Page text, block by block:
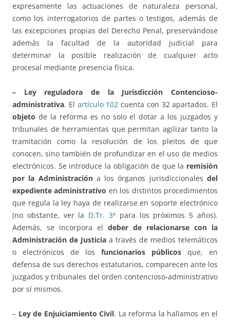
expresamente las actuaciones de naturaleza personal,
como los interrogatorios de partes o testigos, además de
las excepciones propias del Derecho Penal, preservándose
además la facultad de la autoridad judicial para
determinar la posible realización de cualquier acto
procesal mediante presencia física.
– Ley reguladora de la Jurisdicción Contencioso-
administrativa. El artículo 102 cuenta con 32 apartados. El
objeto de la reforma es no solo el dotar a los juzgados y
tribunales de herramientas que permitan agilizar tanto la
tramitación como la resolución de los pleitos de que
conocen, sino también de profundizar en el uso de medios
electrónicos. Se introduce la obligación de que la remisión
por la Administracióna los órganos jurisdiccionalesdel
expediente administrativo en los distintos procedimientos
que regula la ley haya de realizarse en soporte electrónico
(no obstante, ver la D.Tr. 3ª para los próximos 5 años).
Además, se incorpora el deber de relacionarse con la
Administración de Justicia a través de medios telemáticos
o electrónicos de los funcionarios públicos que, en
defensa de sus derechos estatutarios, comparecen ante los
juzgados y tribunales del orden contencioso-administrativo
por sí mismos.
– Ley de Enjuiciamiento Civil. La reforma la hallamos en el